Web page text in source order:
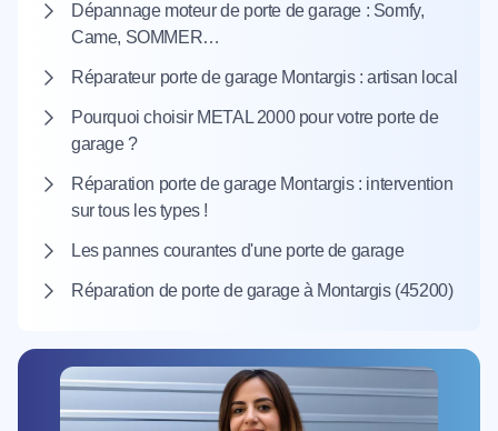
Dépannage moteur de porte de garage : Somfy,
Came, SOMMER…
Réparateur porte de garage Montargis : artisan local
Pourquoi choisir METAL 2000 pour votre porte de
garage ?
Réparation porte de garage Montargis : intervention
sur tous les types !
Les pannes courantes d'une porte de garage
Réparation de porte de garage à Montargis (45200)